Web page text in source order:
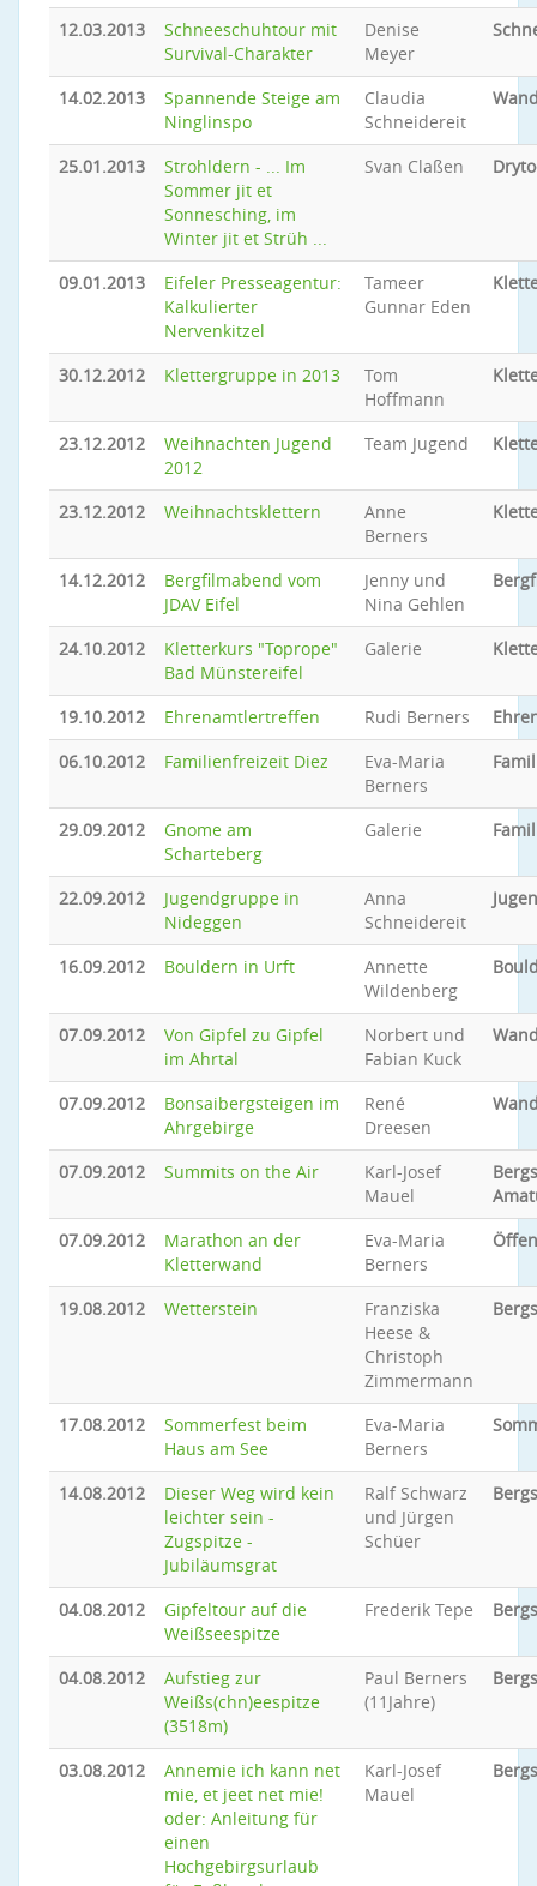
12.03.2013
Schneeschuhtour mit
Survival-Charakter
Denise
Meyer
14.02.2013
Spannende Steige am
Ninglinspo
Claudia
Schneidereit
25.01.2013
Strohldern - ... Im
Sommer jit et
Sonnesching, im
Winter jit et Strüh ...
Svan Claßen
09.01.2013
Eifeler Presseagentur:
Kalkulierter
Nervenkitzel
Tameer
Gunnar Eden
30.12.2012 Klettergruppe in 2013
Tom
Hoffmann
23.12.2012
Weihnachten Jugend
2012
Team Jugend
23.12.2012 Weihnachtsklettern
Anne
Berners
14.12.2012
Bergfilmabend vom
JDAV Eifel
Jenny und
Nina Gehlen
24.10.2012
Kletterkurs "Toprope"
Bad Münstereifel
Galerie
19.10.2012 Ehrenamtlertreffen Rudi Berners
06.10.2012
Familienfreizeit Diez
Eva-Maria
Berners
29.09.2012
Gnome am
Scharteberg
Galerie
22.09.2012
Jugendgruppe in
Nideggen
Anna
Schneidereit
16.09.2012 Bouldern in Urft
Annette
Wildenberg
07.09.2012
Von Gipfel zu Gipfel
im Ahrtal
Norbert und
Fabian Kuck
07.09.2012
Bonsaibergsteigen im
Ahrgebirge
René
Dreesen
07.09.2012 Summits on the Air
Karl-Josef
Mauel
07.09.2012
Marathon an der
Kletterwand
Eva-Maria
Berners
19.08.2012 Wetterstein
Franziska
Heese &
Christoph
Zimmermann
17.08.2012
Sommerfest beim
Haus am See
Eva-Maria
Berners
14.08.2012
Dieser Weg wird kein
leichter sein -
Zugspitze -
Jubiläumsgrat
Ralf Schwarz
und Jürgen
Schüer
04.08.2012
Gipfeltour auf die
Weißseespitze
Frederik Tepe
04.08.2012
Aufstieg zur
Weißs(chn)eespitze
(3518m)
Paul Berners
(11Jahre)
03.08.2012
Annemie ich kann net
mie, et jeet net mie!
oder: Anleitung für
einen
Hochgebirgsurlaub
Karl-Josef
Mauel